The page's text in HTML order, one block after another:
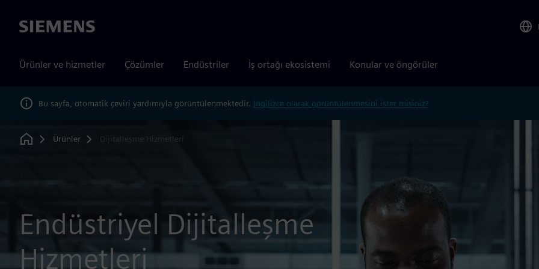
Siemens
Ürünler ve hizmetler Çözümler Endüstriler İş ortağı ekosistemi Konular ve öngörüler
Bu sayfa, otomatik çeviri yardımıyla görüntülenmektedir. İngilizce olarak görüntülenmesini ister misiniz?
Home
Ürünler Dijitalleşme Hizmetleri
Endüstriyel Dijitalleşme
Hizmetleri